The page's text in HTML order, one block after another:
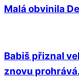
Malá obvinila
Babiš přiznal
znovu